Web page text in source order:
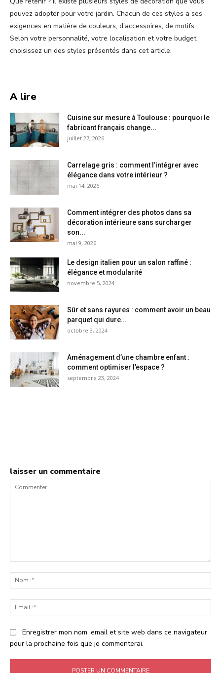
pouvez adopter pour votre jardin. Chacun de ces styles a ses
exigences en matière de couleurs, d’accessoires, de motifs…
Selon votre personnalité, votre localisation et votre budget,
choisissez un des styles présentés dans cet article.
A lire
Cuisine sur mesure à Toulouse : pourquoi le
fabricant français change...
juillet 27, 2026
Carrelage gris : comment l’intégrer avec
élégance dans votre intérieur ?
mai 14, 2026
Comment intégrer des photos dans sa
décoration intérieure sans surcharger
son...
mai 9, 2026
Le design italien pour un salon raffiné :
élégance et modularité
novembre 5, 2024
Sûr et sans rayures : comment avoir un beau
parquet qui dure...
octobre 3, 2024
Aménagement d’une chambre enfant :
comment optimiser l’espace ?
septembre 23, 2024
laisser un commentaire
:*
:*
Enregistrer mon nom, email et site web dans ce navigateur
pour la prochaine fois que je commenterai.